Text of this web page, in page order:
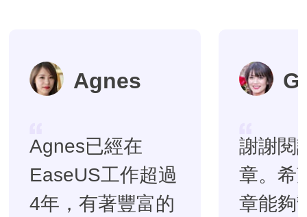
Agnes
Agnes已經在
EaseUS工作超過
4年，有著豐富的
謝謝閱
章。希
章能夠